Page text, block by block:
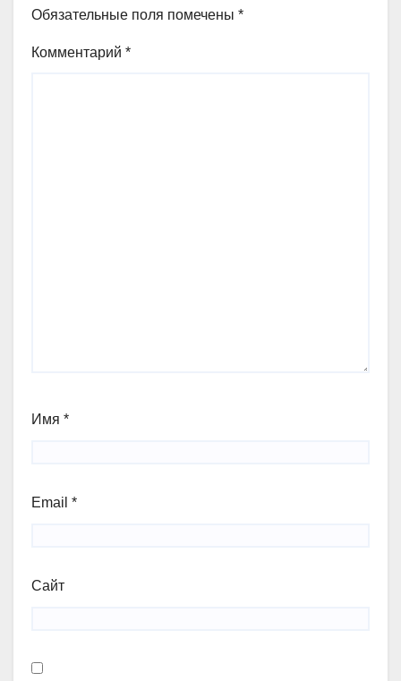
Обязательные поля помечены *
Комментарий *
Имя *
Email *
Сайт